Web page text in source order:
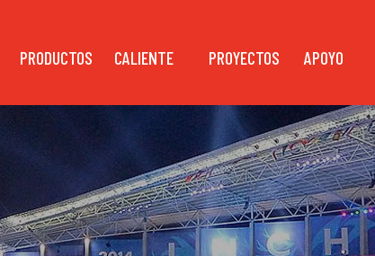
PRODUCTOS CALIENTE PROYECTOS APOYO